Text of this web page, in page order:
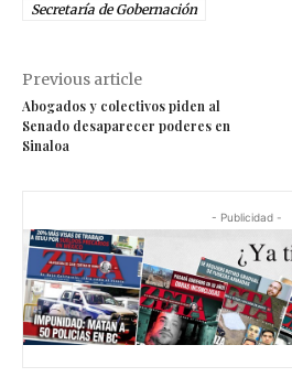
Secretaría de Gobernación
Previous article
Abogados y colectivos piden al
Senado desaparecer poderes en
Sinaloa
- Publicidad -